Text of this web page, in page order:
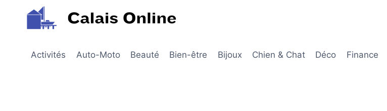
Activités Auto-Moto Beauté Bien-être Bijoux Chien & Chat Déco Finance